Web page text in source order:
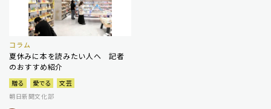
コラム
夏休みに本を読みたい人へ 記者
のおすすめ紹介
贈る 愛でる
文芸
朝日新聞文化部